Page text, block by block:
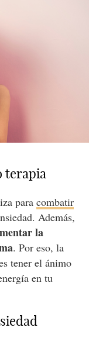
terapia
para combatir
Además,
la
. Por eso, la
tener el ánimo
en tu